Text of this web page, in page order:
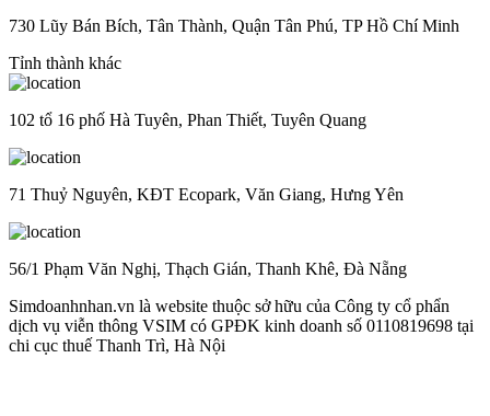
730 Lũy Bán Bích, Tân Thành, Quận Tân Phú, TP Hồ Chí Minh
Tỉnh thành khác
102 tổ 16 phố Hà Tuyên, Phan Thiết, Tuyên Quang
71 Thuỷ Nguyên, KĐT Ecopark, Văn Giang, Hưng Yên
56/1 Phạm Văn Nghị, Thạch Gián, Thanh Khê, Đà Nẵng
Simdoanhnhan.vn là website thuộc sở hữu của Công ty cổ phẩn
dịch vụ viễn thông VSIM có GPĐK kinh doanh số 0110819698 tại
chi cục thuế Thanh Trì, Hà Nội